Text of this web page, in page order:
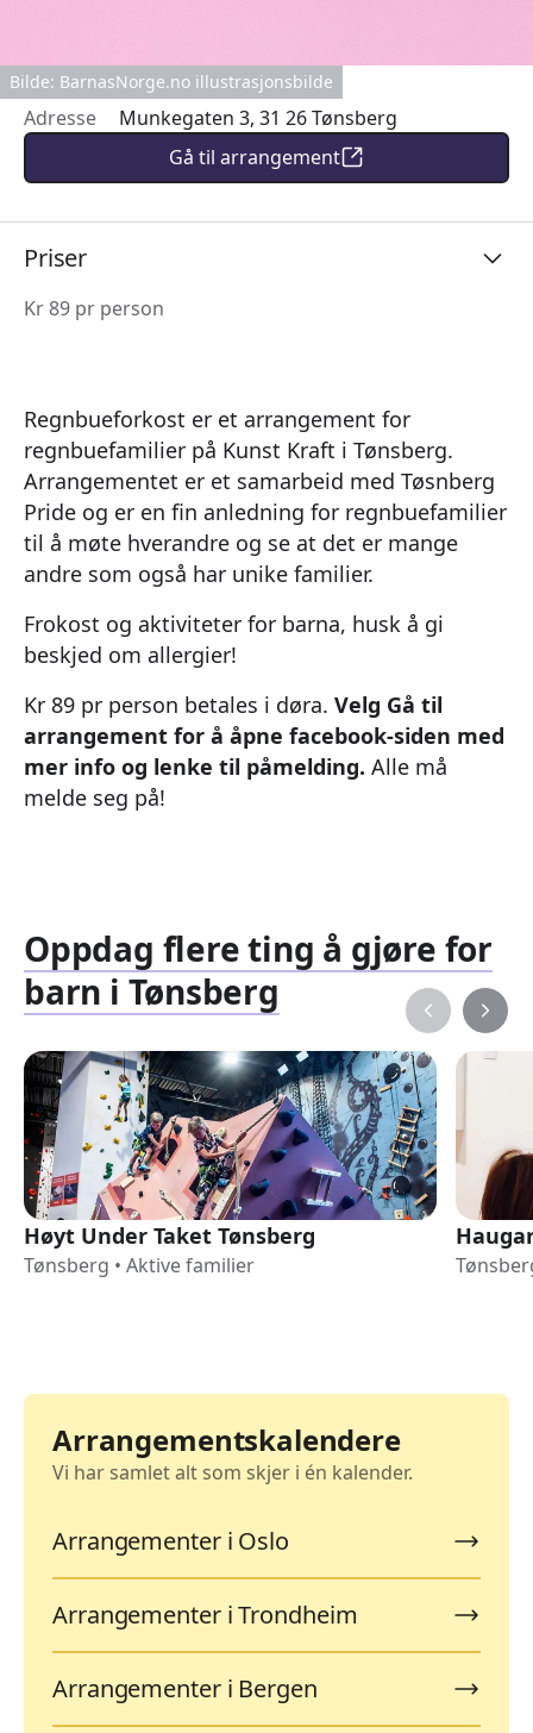
Bilde: BarnasNorge.no illustrasjonsbilde
Adresse
Munkegaten 3, 31 26 Tønsberg
Gå til arrangement
Priser
Kr 89 pr person
Regnbueforkost er et arrangement for
regnbuefamilier på Kunst Kraft i Tønsberg.
Arrangementet er et samarbeid med Tøsnberg
Pride og er en fin anledning for regnbuefamilier
til å møte hverandre og se at det er mange
andre som også har unike familier.
Frokost og aktiviteter for barna, husk å gi
beskjed om allergier!
Kr 89 pr person betales i døra. Velg Gå til
arrangement for å åpne facebook-siden med
mer info og lenke til påmelding. Alle må
melde seg på!
Oppdag flere ting å gjøre for
barn i Tønsberg
Høyt Under Taket Tønsberg
Tønsberg • Aktive familier
Arrangementskalendere
Vi har samlet alt som skjer i én kalender.
Arrangementer i Oslo
Arrangementer i Trondheim
Arrangementer i Bergen